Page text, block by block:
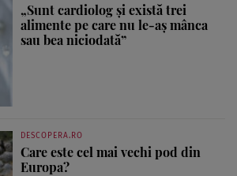
„Sunt cardiolog și există trei
alimente pe care nu le-aș mânca
sau bea niciodată”
DESCOPERA.RO
Care este cel mai vechi pod din
Europa?